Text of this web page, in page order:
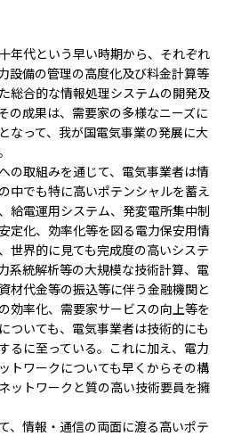
年代という早い時期から、それぞれ
設備の管理の高度化及び料金計算等
総合的な情報処理システムの開発及
の成果は、需要家の多様なニーズに
なって、我が国電気事業の発展に大
の取組みを通じて、電気事業者は情
中でも特に高いポテンシャルを蓄え
給電運用システム、発変電所集中制
定化、効率化等を図る電力保安用情
世界的に見ても完成度の高いシステ
系統解析等の大規模な技術計算、電
材代金等の振込等に伴う金融機関と
効率化、需要家サービスの向上等を
ついても、電気事業者は技術的にも
るに至っている。これに加え、電力
トワークについても早くからその構
ットワークと質の高い技術要員を擁
、情報・通信の両面に渡る高いポテ